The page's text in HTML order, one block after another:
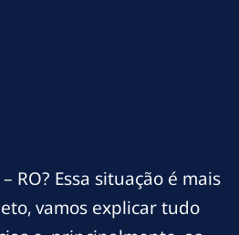
RO? Essa situação é mais
vamos explicar tudo